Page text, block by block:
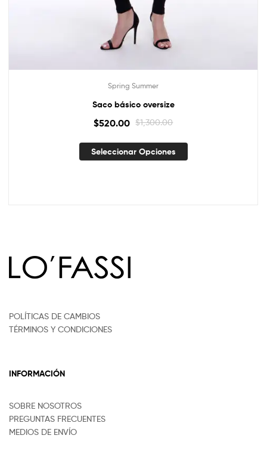
Spring Summer
Saco básico oversize
$1,300.00
$520.00
Seleccionar Opciones
POLÍTICAS DE CAMBIOS
TÉRMINOS Y CONDICIONES
INFORMACIÓN
SOBRE NOSOTROS
PREGUNTAS FRECUENTES
MEDIOS DE ENVÍO